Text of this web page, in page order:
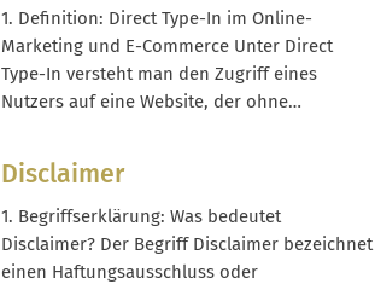
passende Antwort oder führt eine Aktion aus,
zum Beispiel das Abspielen von Musik oder...
1. Definition: Direct Type-In im Online-
Marketing und E-Commerce Unter Direct
Type-In versteht man den Zugriff eines
Nutzers auf eine Website, der ohne
Anzeige oder einen eindeutig messbaren
Verweislink erfolgt. Typischerweise wird die
Domain direkt in den Browser eingegeben,
ein gespeichertes Lesezeichen aufgerufen
oder...
Disclaimer
1. Begriffserklärung: Was bedeutet
Disclaimer? Der Begriff Disclaimer bezeichnet
einen Haftungsausschluss oder